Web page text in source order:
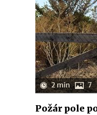
2 min 7
Požár pole